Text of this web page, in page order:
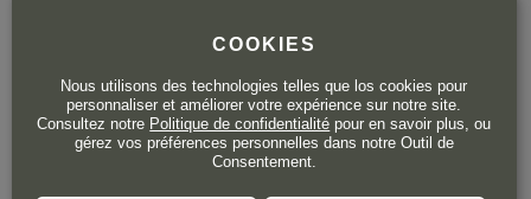
d'environ 4 grammes par litre.COOKIES
Nous utilisons des technologies telles que los cookies pour
personnaliser et améliorer votre expérience sur notre site.
Consultez notre Politique de confidentialité pour en savoir plus, ou
gérez vos préférences personnelles dans notre Outil de
Consentement.